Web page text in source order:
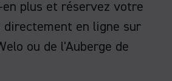
en plus et réservez votre
directement en ligne sur
ou de l'Auberge de